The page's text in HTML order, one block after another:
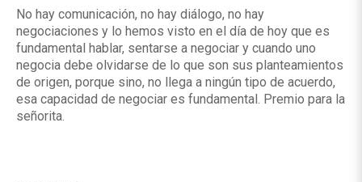
No hay comunicación, no hay diálogo, no hay
negociaciones y lo hemos visto en el día de hoy que es
fundamental hablar, sentarse a negociar y cuando uno
negocia debe olvidarse de lo que son sus planteamientos
de origen, porque sino, no llega a ningún tipo de acuerdo,
esa capacidad de negociar es fundamental. Premio para la
señorita.